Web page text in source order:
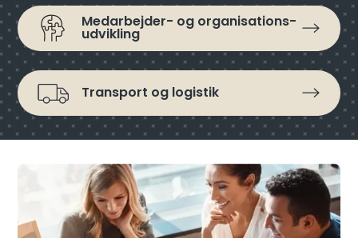
Medarbejder- og organisations­
udvikling
Transport og logistik